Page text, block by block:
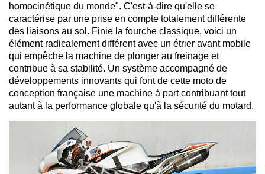
homocinétique du monde". C'est-à-dire qu'elle se
caractérise par une prise en compte totalement différente
des liaisons au sol. Finie la fourche classique, voici un
élément radicalement différent avec un étrier avant mobile
qui empêche la machine de plonger au freinage et
contribue à sa stabilité. Un système accompagné de
développements innovants qui font de cette moto de
conception française une machine à part contribuant tout
autant à la performance globale qu'à la sécurité du motard.